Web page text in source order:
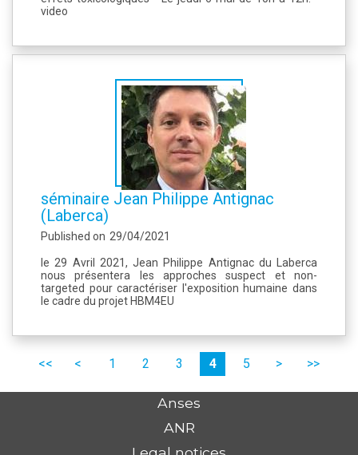
video
séminaire Jean Philippe Antignac
(Laberca)
Published on 29/04/2021
le 29 Avril 2021, Jean Philippe Antignac du Laberca
nous présentera les approches suspect et non-
targeted pour caractériser l'exposition humaine dans
le cadre du projet HBM4EU
premier précédent
1 2 3 4 5 suivant dernier
Anses
ANR